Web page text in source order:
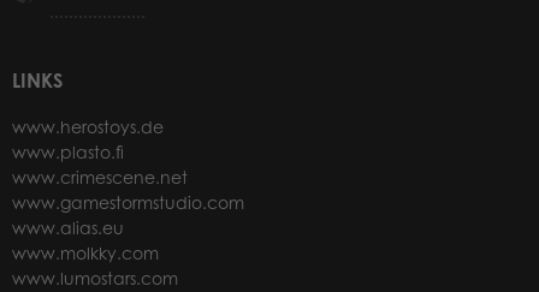
LINKS
www.herostoys.de
www.plasto.fi
www.crimescene.net
www.gamestormstudio.com
www.alias.eu
www.molkky.com
www.lumostars.com